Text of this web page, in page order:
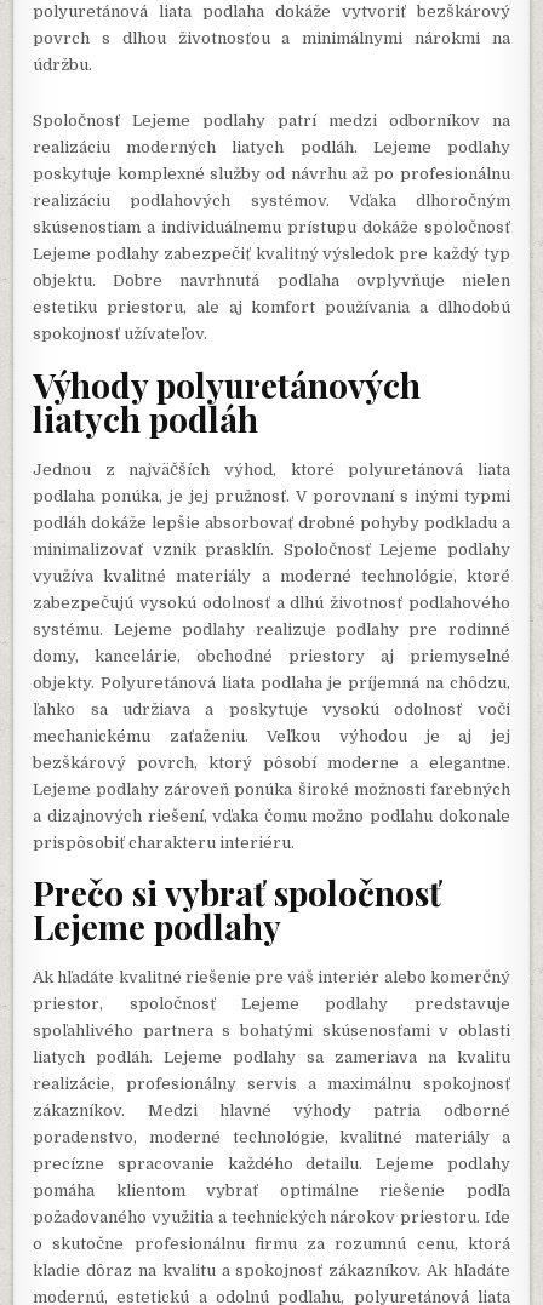
polyuretánová liata podlaha dokáže vytvoriť bezškárový
povrch s dlhou životnosťou a minimálnymi nárokmi na
údržbu.
Spoločnosť Lejeme podlahy patrí medzi odborníkov na
realizáciu moderných liatych podláh. Lejeme podlahy
poskytuje komplexné služby od návrhu až po profesionálnu
realizáciu podlahových systémov. Vďaka dlhoročným
skúsenostiam a individuálnemu prístupu dokáže spoločnosť
Lejeme podlahy zabezpečiť kvalitný výsledok pre každý typ
objektu. Dobre navrhnutá podlaha ovplyvňuje nielen
estetiku priestoru, ale aj komfort používania a dlhodobú
spokojnosť užívateľov.
Výhody polyuretánových
liatych podláh
Jednou z najväčších výhod, ktoré polyuretánová liata
podlaha ponúka, je jej pružnosť. V porovnaní s inými typmi
podláh dokáže lepšie absorbovať drobné pohyby podkladu a
minimalizovať vznik prasklín. Spoločnosť Lejeme podlahy
využíva kvalitné materiály a moderné technológie, ktoré
zabezpečujú vysokú odolnosť a dlhú životnosť podlahového
systému. Lejeme podlahy realizuje podlahy pre rodinné
domy, kancelárie, obchodné priestory aj priemyselné
objekty. Polyuretánová liata podlaha je príjemná na chôdzu,
ľahko sa udržiava a poskytuje vysokú odolnosť voči
mechanickému zaťaženiu. Veľkou výhodou je aj jej
bezškárový povrch, ktorý pôsobí moderne a elegantne.
Lejeme podlahy zároveň ponúka široké možnosti farebných
a dizajnových riešení, vďaka čomu možno podlahu dokonale
prispôsobiť charakteru interiéru.
Prečo si vybrať spoločnosť
Lejeme podlahy
Ak hľadáte kvalitné riešenie pre váš interiér alebo komerčný
priestor, spoločnosť Lejeme podlahy predstavuje
spoľahlivého partnera s bohatými skúsenosťami v oblasti
liatych podláh. Lejeme podlahy sa zameriava na kvalitu
realizácie, profesionálny servis a maximálnu spokojnosť
zákazníkov. Medzi hlavné výhody patria odborné
poradenstvo, moderné technológie, kvalitné materiály a
precízne spracovanie každého detailu. Lejeme podlahy
pomáha klientom vybrať optimálne riešenie podľa
požadovaného využitia a technických nárokov priestoru. Ide
o skutočne profesionálnu firmu za rozumnú cenu, ktorá
kladie dôraz na kvalitu a spokojnosť zákazníkov. Ak hľadáte
modernú, estetickú a odolnú podlahu, polyuretánová liata